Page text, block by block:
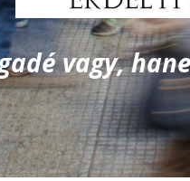
vagy,